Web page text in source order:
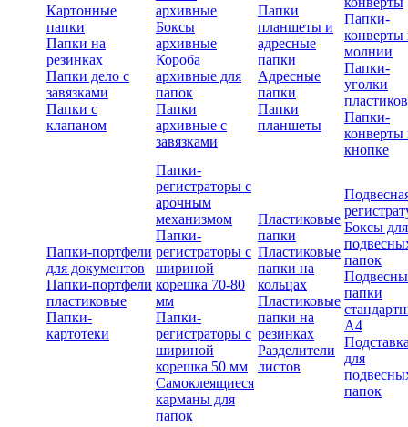
Картонные
папки
Папки на
резинках
Папки дело с
завязками
Папки с
клапаном
архивные
Боксы
архивные
Короба
архивные для
папок
Папки
архивные с
завязками
Папки
планшеты и
адресные
папки
Адресные
папки
Папки
планшеты
Папки-
конверты
молнии
Папки-
уголки
Папки-
конверты
кнопке
Папки-портфели
для документов
Папки-портфели
пластиковые
Папки-
картотеки
Папки-
регистраторы с
арочным
механизмом
Папки-
регистраторы с
шириной
корешка 70-80
мм
Папки-
регистраторы с
шириной
корешка 50 мм
Самоклеящиеся
карманы для
папок
Пластиковые
папки
Пластиковые
папки на
кольцах
Пластиковые
папки на
резинках
Разделители
листов
Боксы для
папок
папки
А4
для
папок